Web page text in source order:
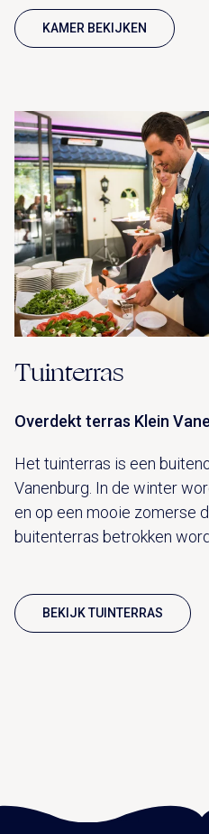
KAMER BEKIJKEN
Tuinterras
Overdekt terras Klein
Het tuinterras is een
Vanenburg. In de winter
en op een mooie zomerse
buitenterras betrokken
BEKIJK TUINTERRAS